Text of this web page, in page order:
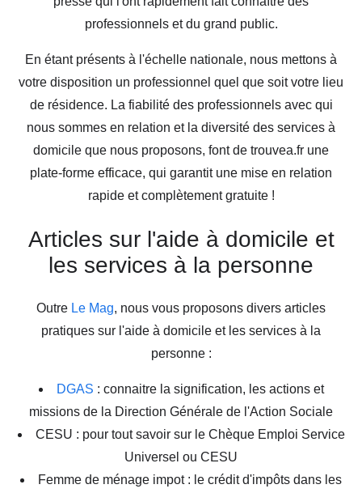
professionnels et du grand public.
En étant présents à l'échelle nationale, nous mettons à
votre disposition un professionnel quel que soit votre lieu
de résidence. La fiabilité des professionnels avec qui
nous sommes en relation et la diversité des services à
domicile que nous proposons, font de trouvea.fr une
plate-forme efficace, qui garantit une mise en relation
rapide et complètement gratuite !
Articles sur l'aide à domicile et
les services à la personne
Outre Le Mag, nous vous proposons divers articles
pratiques sur l'aide à domicile et les services à la
personne :
DGAS : connaitre la signification, les actions et
missions de la Direction Générale de l'Action Sociale
CESU : pour tout savoir sur le Chèque Emploi Service
Universel ou CESU
Femme de ménage impot : le crédit d'impôts dans les